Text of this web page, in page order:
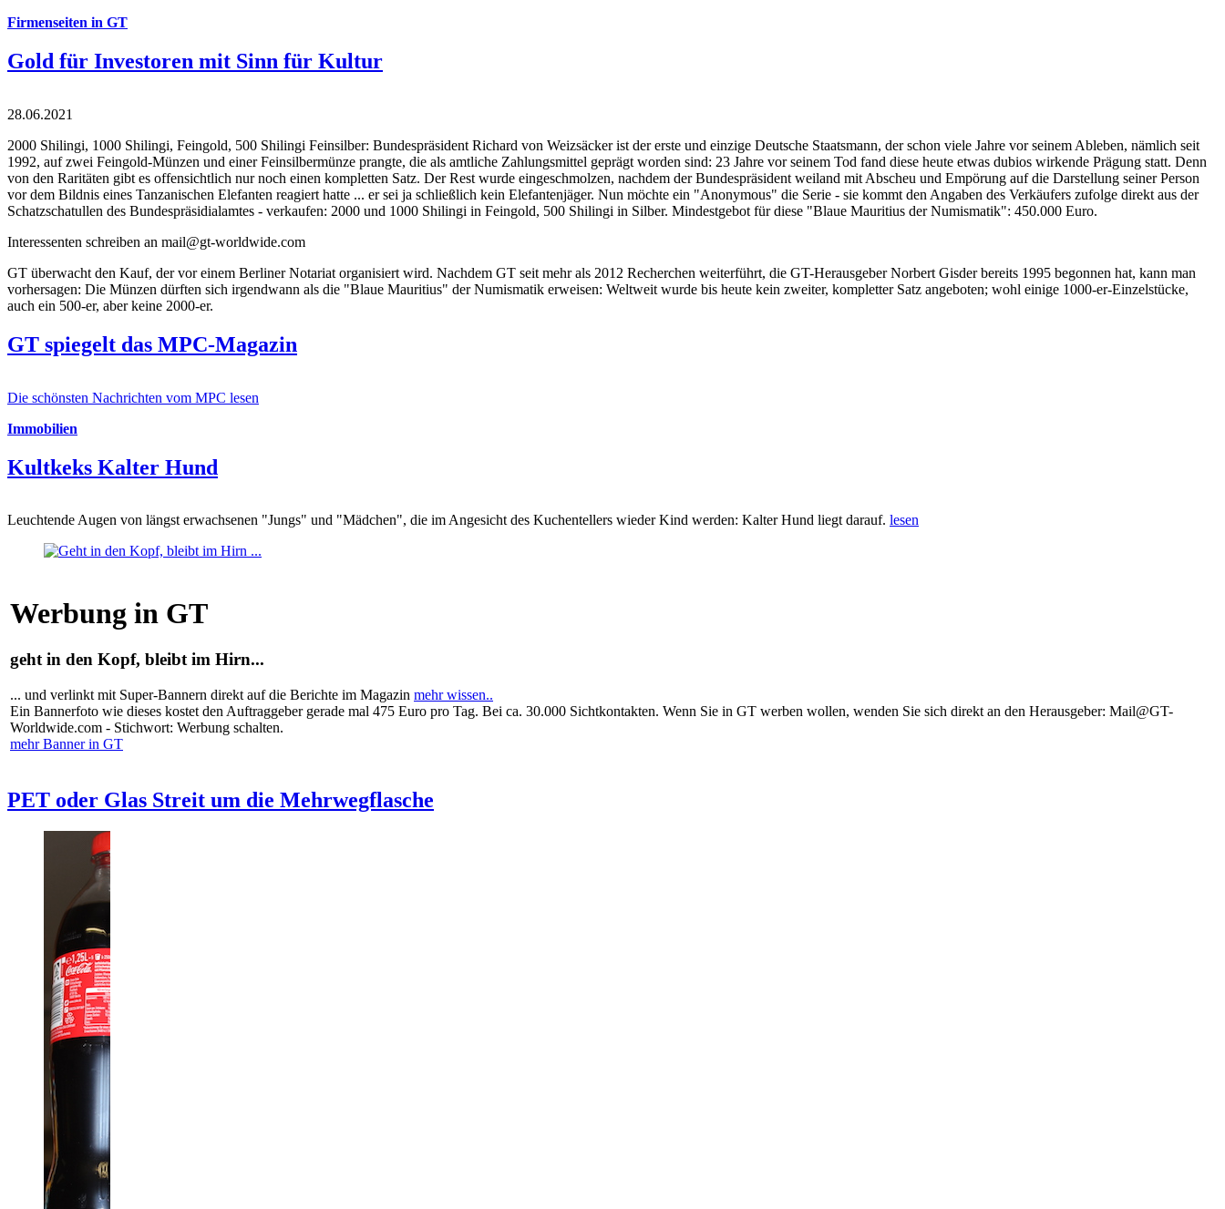
Firmenseiten in GT
Gold für Investoren mit Sinn für Kultur
28.06.2021
2000 Shilingi, 1000 Shilingi, Feingold, 500 Shilingi Feinsilber: Bundespräsident Richard von Weizsäcker ist der erste und einzige Deutsche Staatsmann, der schon viele Jahre vor seinem Ableben, nämlich seit
1992, auf zwei Feingold-Münzen und einer Feinsilbermünze prangte, die als amtliche Zahlungsmittel geprägt worden sind: 23 Jahre vor seinem Tod fand diese heute etwas dubios wirkende Prägung statt. Denn
von den Raritäten gibt es offensichtlich nur noch einen kompletten Satz. Der Rest wurde eingeschmolzen, nachdem der Bundespräsident weiland mit Abscheu und Empörung auf die Darstellung seiner Person
vor dem Bildnis eines Tanzanischen Elefanten reagiert hatte ... er sei ja schließlich kein Elefantenjäger. Nun möchte ein "Anonymous" die Serie - sie kommt den Angaben des Verkäufers zufolge direkt aus der
Schatzschatullen des Bundespräsidialamtes - verkaufen: 2000 und 1000 Shilingi in Feingold, 500 Shilingi in Silber. Mindestgebot für diese "Blaue Mauritius der Numismatik": 450.000 Euro.
Interessenten schreiben an mail@gt-worldwide.com
GT überwacht den Kauf, der vor einem Berliner Notariat organisiert wird. Nachdem GT seit mehr als 2012 Recherchen weiterführt, die GT-Herausgeber Norbert Gisder bereits 1995 begonnen hat, kann man
vorhersagen: Die Münzen dürften sich irgendwann als die "Blaue Mauritius" der Numismatik erweisen: Weltweit wurde bis heute kein zweiter, kompletter Satz angeboten; wohl einige 1000-er-Einzelstücke,
auch ein 500-er, aber keine 2000-er.
GT spiegelt das MPC-Magazin
Die schönsten Nachrichten vom MPC lesen
Immobilien
Kultkeks Kalter Hund
Leuchtende Augen von längst erwachsenen "Jungs" und "Mädchen", die im Angesicht des Kuchentellers wieder Kind werden: Kalter Hund liegt darauf. lesen
Werbung in GT
geht in den Kopf, bleibt im Hirn...
... und verlinkt mit Super-Bannern direkt auf die Berichte im Magazin mehr wissen..
Ein Bannerfoto wie dieses kostet den Auftraggeber gerade mal 475 Euro pro Tag. Bei ca. 30.000 Sichtkontakten. Wenn Sie in GT werben wollen, wenden Sie sich direkt an den Herausgeber: Mail@GT-
Worldwide.com - Stichwort: Werbung schalten.
mehr Banner in GT
PET oder Glas Streit um die Mehrwegflasche